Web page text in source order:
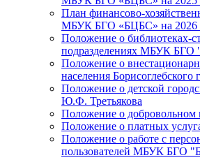
План финансово-
МБУК БГО «БЦБС» на 2026
Положение о библиотеках-
подразделениях МБУК
Положение о
населения Борисоглебского
Положение о детской
Ю.Ф. Третьякова
Положение о добровольном
Положение о платных
Положение о работе с
пользователей МБУК БГО